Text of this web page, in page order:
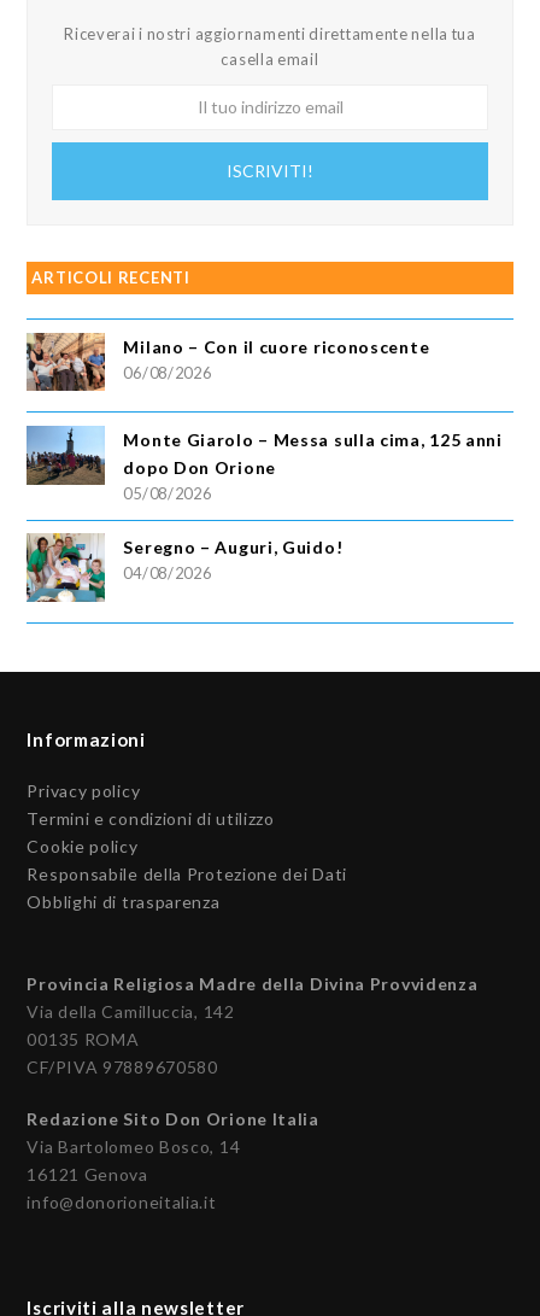
Riceverai i nostri aggiornamenti direttamente nella tua
casella email
ISCRIVITI!
ARTICOLI RECENTI
Milano – Con il cuore riconoscente
06/08/2026
Monte Giarolo – Messa sulla cima, 125 anni
dopo Don Orione
05/08/2026
Seregno – Auguri, Guido!
04/08/2026
Informazioni
Privacy policy
Termini e condizioni di utilizzo
Cookie policy
Responsabile della Protezione dei Dati
Obblighi di trasparenza
Provincia Religiosa Madre della Divina Provvidenza
Via della Camilluccia, 142
00135 ROMA
CF/PIVA 97889670580
Redazione Sito Don Orione Italia
Via Bartolomeo Bosco, 14
16121 Genova
info@donorioneitalia.it
Iscriviti alla newsletter